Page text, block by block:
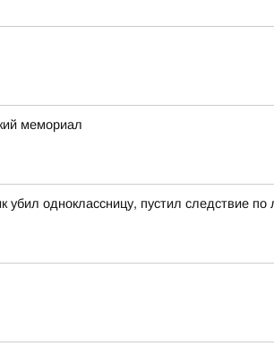
мемориал
одноклассницу, пустил следствие